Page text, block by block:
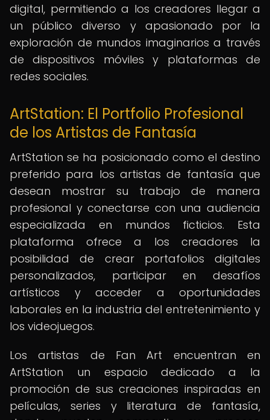
digital, permitiendo a los creadores llegar a
un público diverso y apasionado por la
exploración de mundos imaginarios a través
de dispositivos móviles y plataformas de
redes sociales.
ArtStation: El Portfolio Profesional
de los Artistas de Fantasía
ArtStation se ha posicionado como el destino
preferido para los artistas de fantasía que
desean mostrar su trabajo de manera
profesional y conectarse con una audiencia
especializada en mundos ficticios. Esta
plataforma ofrece a los creadores la
posibilidad de crear portafolios digitales
personalizados, participar en desafíos
artísticos y acceder a oportunidades
laborales en la industria del entretenimiento y
los videojuegos.
Los artistas de Fan Art encuentran en
ArtStation un espacio dedicado a la
promoción de sus creaciones inspiradas en
películas, series y literatura de fantasía,